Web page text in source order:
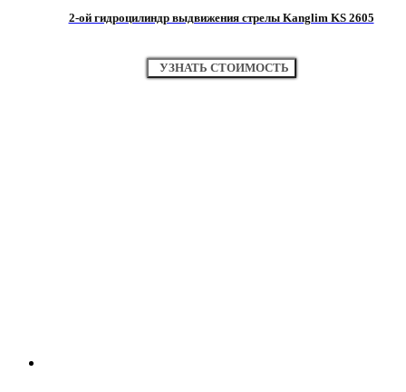
2-ой гидроцилиндр выдвижения стрелы Kanglim KS 2605
УЗНАТЬ СТОИМОСТЬ